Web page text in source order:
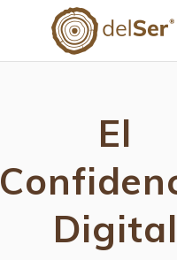
El
Digital